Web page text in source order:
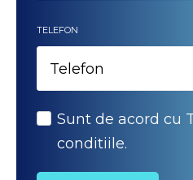
TELEFON
Sunt de acord cu
conditiile.